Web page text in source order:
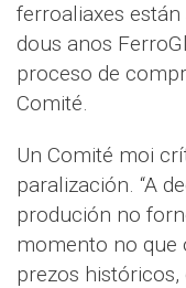
ferroaliaxes
dous anos
proceso de
Comité.
Un Comité moi
paralización. “A
produción no
momento no que
prezos